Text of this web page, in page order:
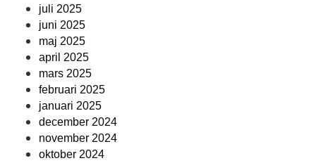
juli 2025
juni 2025
maj 2025
april 2025
mars 2025
februari 2025
januari 2025
december 2024
november 2024
oktober 2024